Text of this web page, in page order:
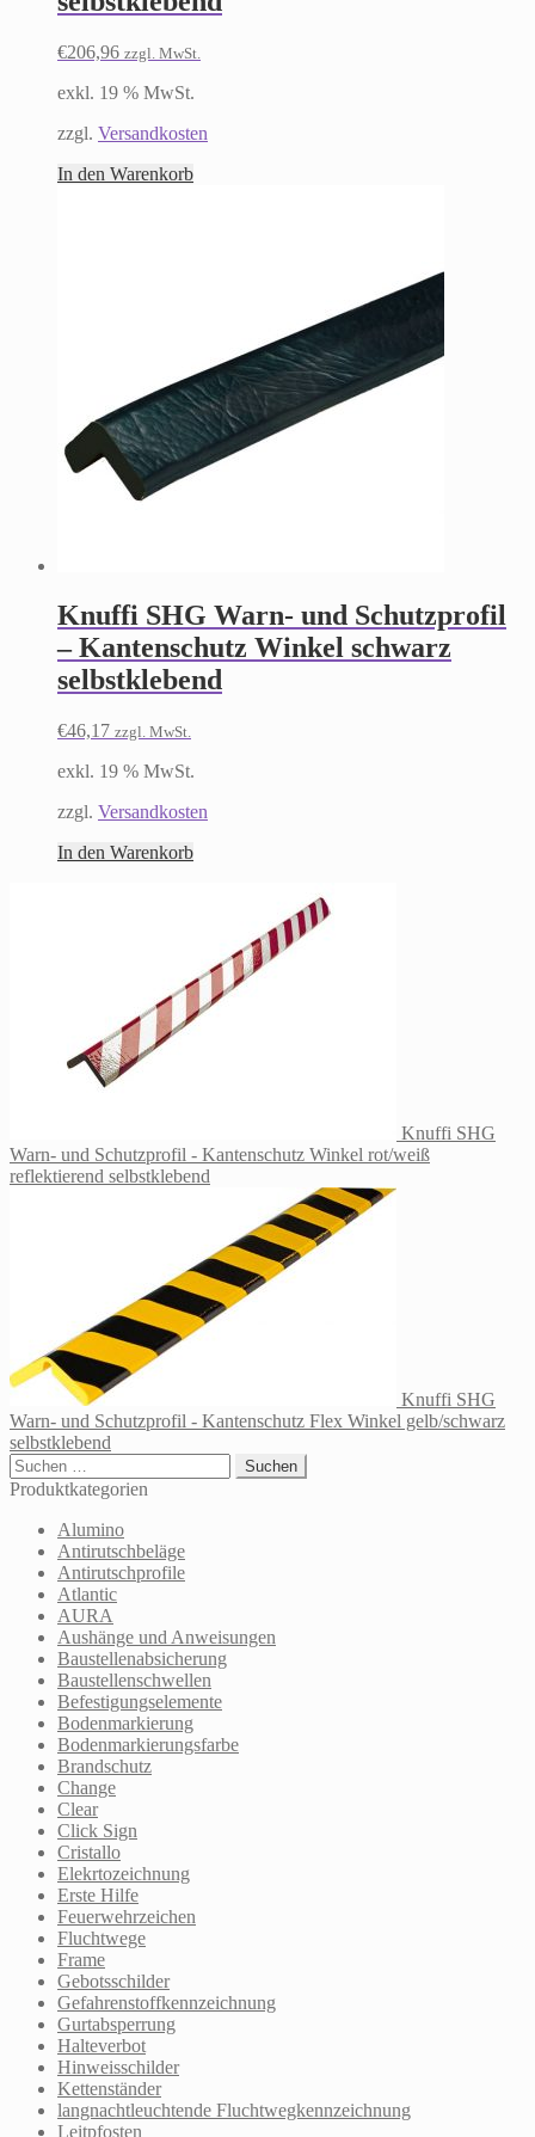
€206,96 zzgl. MwSt.
exkl. 19 % MwSt.
zzgl. Versandkosten
In den Warenkorb
Knuffi SHG Warn- und Schutzprofil
– Kantenschutz Winkel schwarz
selbstklebend
€46,17 zzgl. MwSt.
exkl. 19 % MwSt.
zzgl. Versandkosten
In den Warenkorb
Knuffi SHG
Warn- und Schutzprofil - Kantenschutz Winkel rot/weiß
reflektierend selbstklebend
Knuffi SHG
Warn- und Schutzprofil - Kantenschutz Flex Winkel gelb/schwarz
selbstklebend
Suchen
nach:
Produktkategorien
Alumino
Antirutschbeläge
Antirutschprofile
Atlantic
AURA
Aushänge und Anweisungen
Baustellenabsicherung
Baustellenschwellen
Befestigungselemente
Bodenmarkierung
Bodenmarkierungsfarbe
Brandschutz
Change
Clear
Click Sign
Cristallo
Elekrtozeichnung
Erste Hilfe
Feuerwehrzeichen
Fluchtwege
Frame
Gebotsschilder
Gefahrenstoffkennzeichnung
Gurtabsperrung
Halteverbot
Hinweisschilder
Kettenständer
langnachtleuchtende Fluchtwegkennzeichnung
Leitpfosten